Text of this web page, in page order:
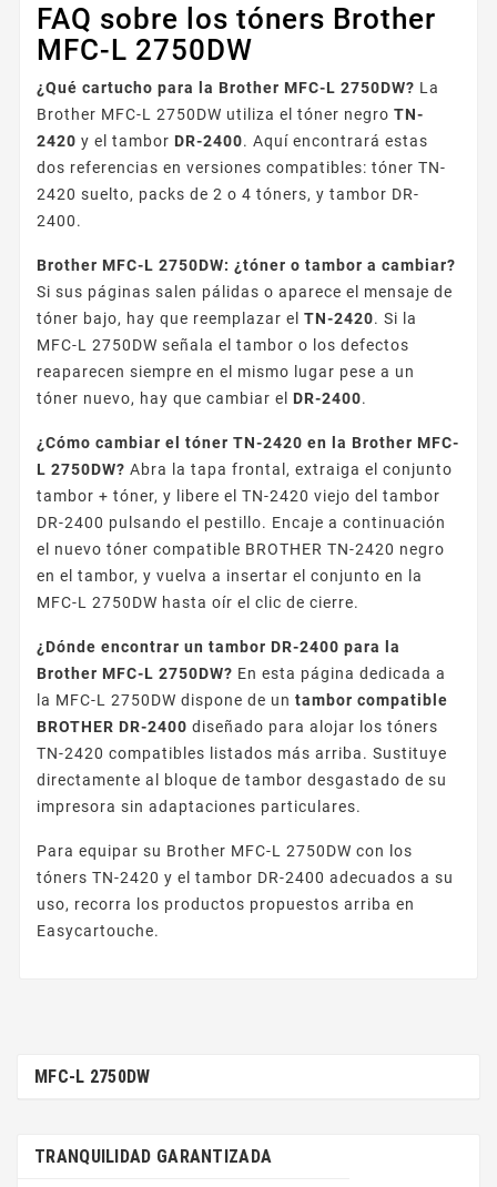
FAQ sobre los tóners Brother
MFC-L 2750DW
¿Qué cartucho para la Brother MFC-L 2750DW? La
Brother MFC-L 2750DW utiliza el tóner negro TN-
2420 y el tambor DR-2400. Aquí encontrará estas
dos referencias en versiones compatibles: tóner TN-
2420 suelto, packs de 2 o 4 tóners, y tambor DR-
2400.
Brother MFC-L 2750DW: ¿tóner o tambor a cambiar?
Si sus páginas salen pálidas o aparece el mensaje de
tóner bajo, hay que reemplazar el TN-2420. Si la
MFC-L 2750DW señala el tambor o los defectos
reaparecen siempre en el mismo lugar pese a un
tóner nuevo, hay que cambiar el DR-2400.
¿Cómo cambiar el tóner TN-2420 en la Brother MFC-
L 2750DW? Abra la tapa frontal, extraiga el conjunto
tambor + tóner, y libere el TN-2420 viejo del tambor
DR-2400 pulsando el pestillo. Encaje a continuación
el nuevo tóner compatible BROTHER TN-2420 negro
en el tambor, y vuelva a insertar el conjunto en la
MFC-L 2750DW hasta oír el clic de cierre.
¿Dónde encontrar un tambor DR-2400 para la
Brother MFC-L 2750DW? En esta página dedicada a
la MFC-L 2750DW dispone de un tambor compatible
BROTHER DR-2400 diseñado para alojar los tóners
TN-2420 compatibles listados más arriba. Sustituye
directamente al bloque de tambor desgastado de su
impresora sin adaptaciones particulares.
Para equipar su Brother MFC-L 2750DW con los
tóners TN-2420 y el tambor DR-2400 adecuados a su
uso, recorra los productos propuestos arriba en
Easycartouche.
MFC-L 2750DW
TRANQUILIDAD GARANTIZADA